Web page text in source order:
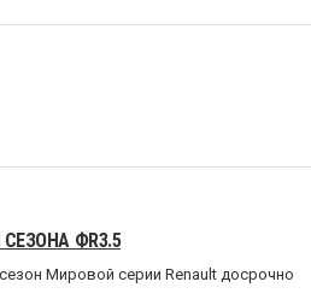
ФR3.5
Мировой серии Renault досрочно